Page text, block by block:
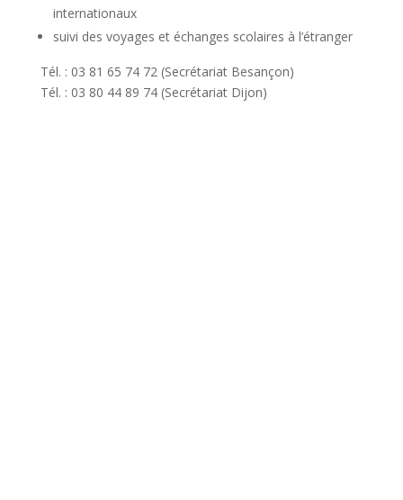
internationaux
suivi des voyages et échanges scolaires à l’étranger
Tél. : 03 81 65 74 72 (Secrétariat Besançon)
Tél. : 03 80 44 89 74 (Secrétariat Dijon)